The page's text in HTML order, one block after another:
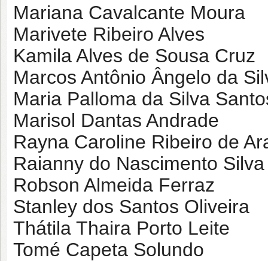
Mariana Cavalcante Moura
Marivete Ribeiro Alves
Kamila Alves de Sousa Cruz
Marcos Antônio Ângelo da
Maria Palloma da Silva
Marisol Dantas Andrade
Rayna Caroline Ribeiro de
Raianny do Nascimento
Robson Almeida Ferraz
Stanley dos Santos Oliveira
Thátila Thaira Porto Leite
Tomé Capeta Solundo